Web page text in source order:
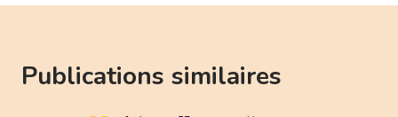
Publications similaires